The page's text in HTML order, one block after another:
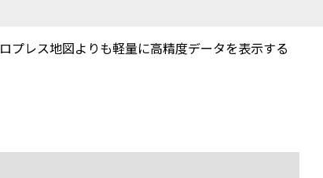
プレス地図よりも軽量に高精度データを表示する